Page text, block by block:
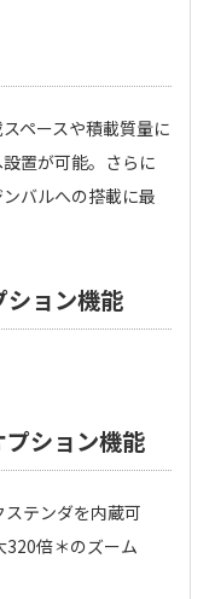
ペースや積載質量に
置が可能。さらに
バルへの搭載に最
ョン機能
ション機能
テンダを内蔵可
倍＊のズーム